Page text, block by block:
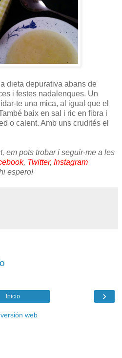
dieta depurativa abans de
i festes nadalenques. Un
te una mica, al igual que el
baix en sal i ric en fibra i
o calent. Amb uns crudités el
em pots trobar i seguir-me a les
, Twitter, Instagram
espero!
›
Inicio
web